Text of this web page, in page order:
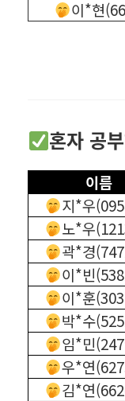
이*현
혼자 공
이름
지*우
노*우
곽*경
이*빈
이*훈
박*수
임*민
우*연
김*연